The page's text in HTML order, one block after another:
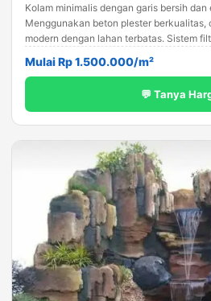
Kolam minimalis dengan garis bersih
Menggunakan beton plester
modern dengan lahan terbatas. Sistem
Mulai Rp 1.500.000/m²
💬 Tanya